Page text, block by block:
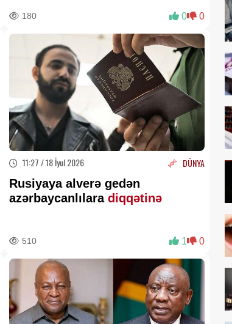
180 0 0
11:27 / 18 İyul 2026 DÜNYA
Rusiyaya alverə gedən
azərbaycanlılara diqqətinə
510 1 0